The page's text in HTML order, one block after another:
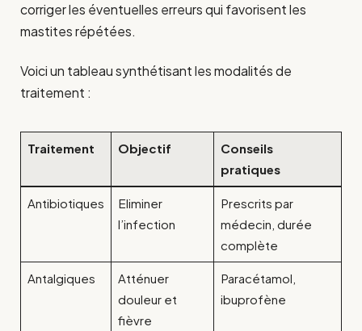
corriger les éventuelles erreurs qui favorisent les
mastites répétées.
Voici un tableau synthétisant les modalités de
traitement :
Traitement Objectif
Conseils
pratiques
Antibiotiques
Eliminer
l’infection
Prescrits par
médecin, durée
complète
Antalgiques
Atténuer
douleur et
fièvre
Paracétamol,
ibuprofène